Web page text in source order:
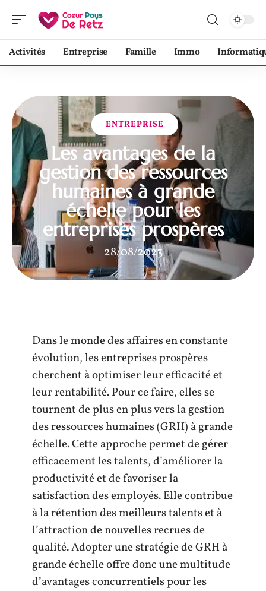
Activités Entreprise Famille Immo
ENTREPRISE
Les avantages de la
gestion des ressources
humaines à grande
échelle pour les
entreprises prospères
28/08/2023
Dans le monde des affaires en constante
évolution, les entreprises prospères
cherchent à optimiser leur efficacité et
leur rentabilité. Pour ce faire, elles se
tournent de plus en plus vers la gestion
des ressources humaines (GRH) à grande
échelle. Cette approche permet de gérer
efficacement les talents, d’améliorer la
productivité et de favoriser la
satisfaction des employés. Elle contribue
à la rétention des meilleurs talents et à
l’attraction de nouvelles recrues de
qualité. Adopter une stratégie de GRH à
grande échelle offre donc une multitude
d’avantages concurrentiels pour les